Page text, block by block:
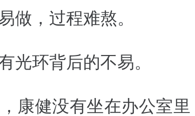
做，过程难熬。
光环背后的不易。
康健没有坐在办公室里